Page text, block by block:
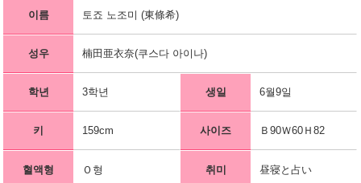
이름 토죠 노조미 (東條希)
성우 楠田亜衣奈(쿠스다 아이나)
학년 3학년 생일 6월9일
키 159cm 사이즈 Ｂ90Ｗ60Ｈ82
혈액형 Ｏ형 취미 昼寝と占い